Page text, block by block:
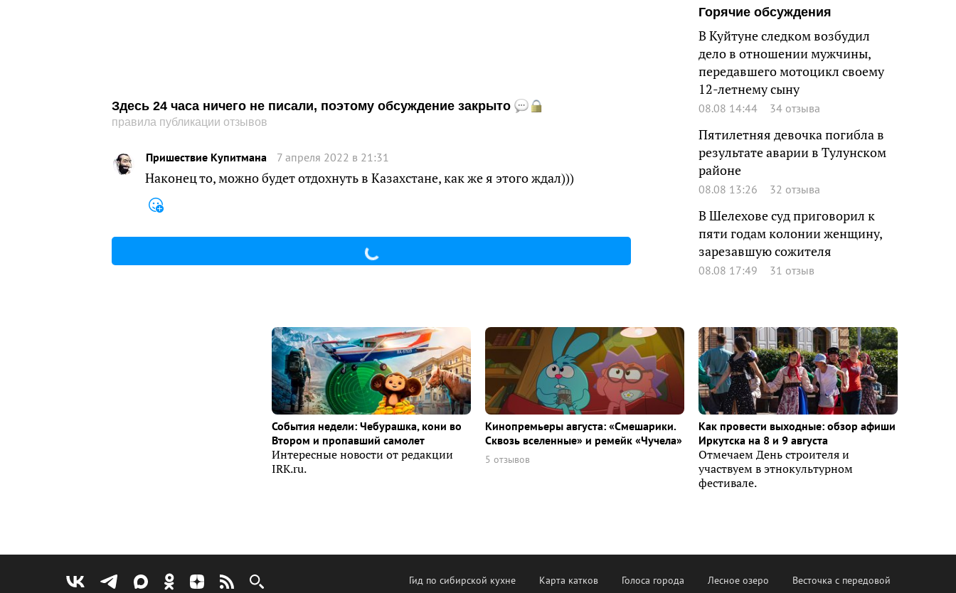
Здесь 24 часа ничего не писали, поэтому обсуждение закрыто
правила публикации отзывов
Пришествие Купитмана 7 апреля 2022 в 21:31
Наконец то, можно будет отдохнуть в Казахстане, как же я этого ждал)))
Горячие обсуждения
В Куйтуне следком возбудил
дело в отношении мужчины,
передавшего мотоцикл своему
12-летнему сыну
08.08 14:44 34 отзыва
Пятилетняя девочка погибла в
результате аварии в Тулунском
районе
08.08 13:26 32 отзыва
В Шелехове суд приговорил к
пяти годам колонии женщину,
зарезавшую сожителя
08.08 17:49 31 отзыв
События недели: Чебурашка, кони во
Втором и пропавший самолет
Интересные новости от редакции
IRK.ru.
Кинопремьеры августа: «Смешарики.
Сквозь вселенные» и ремейк «Чучела»
5 отзывов
Как провести выходные: обзор афиши
Иркутска на 8 и 9 августа
Отмечаем День строителя и
участвуем в этнокультурном
фестивале.
Гид по сибирской кухне Карта катков Голоса города Лесное озеро Весточка с передовой